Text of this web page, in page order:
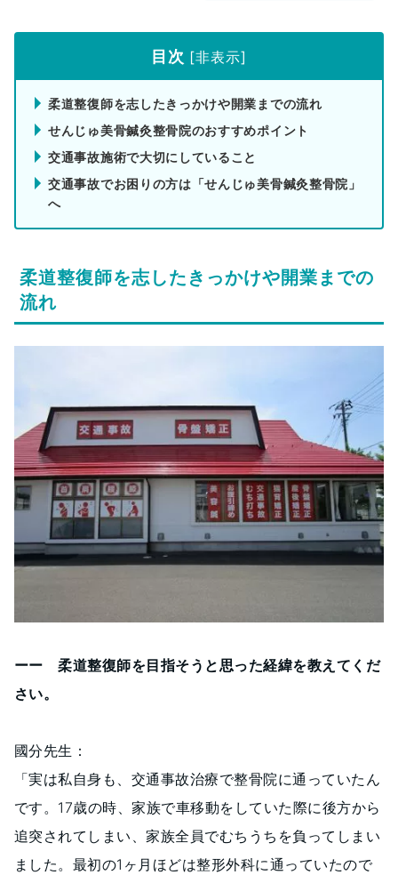
目次 [非表示]
柔道整復師を志したきっかけや開業までの流れ
せんじゅ美骨鍼灸整骨院のおすすめポイント
交通事故施術で大切にしていること
交通事故でお困りの方は「せんじゅ美骨鍼灸整骨院」
へ
柔道整復師を志したきっかけや開業までの
流れ
ーー 柔道整復師を目指そうと思った経緯を教えてくだ
さい。
國分先生：
「実は私自身も、交通事故治療で整骨院に通っていたん
です。17歳の時、家族で車移動をしていた際に後方から
追突されてしまい、家族全員でむちうちを負ってしまい
ました。最初の1ヶ月ほどは整形外科に通っていたので